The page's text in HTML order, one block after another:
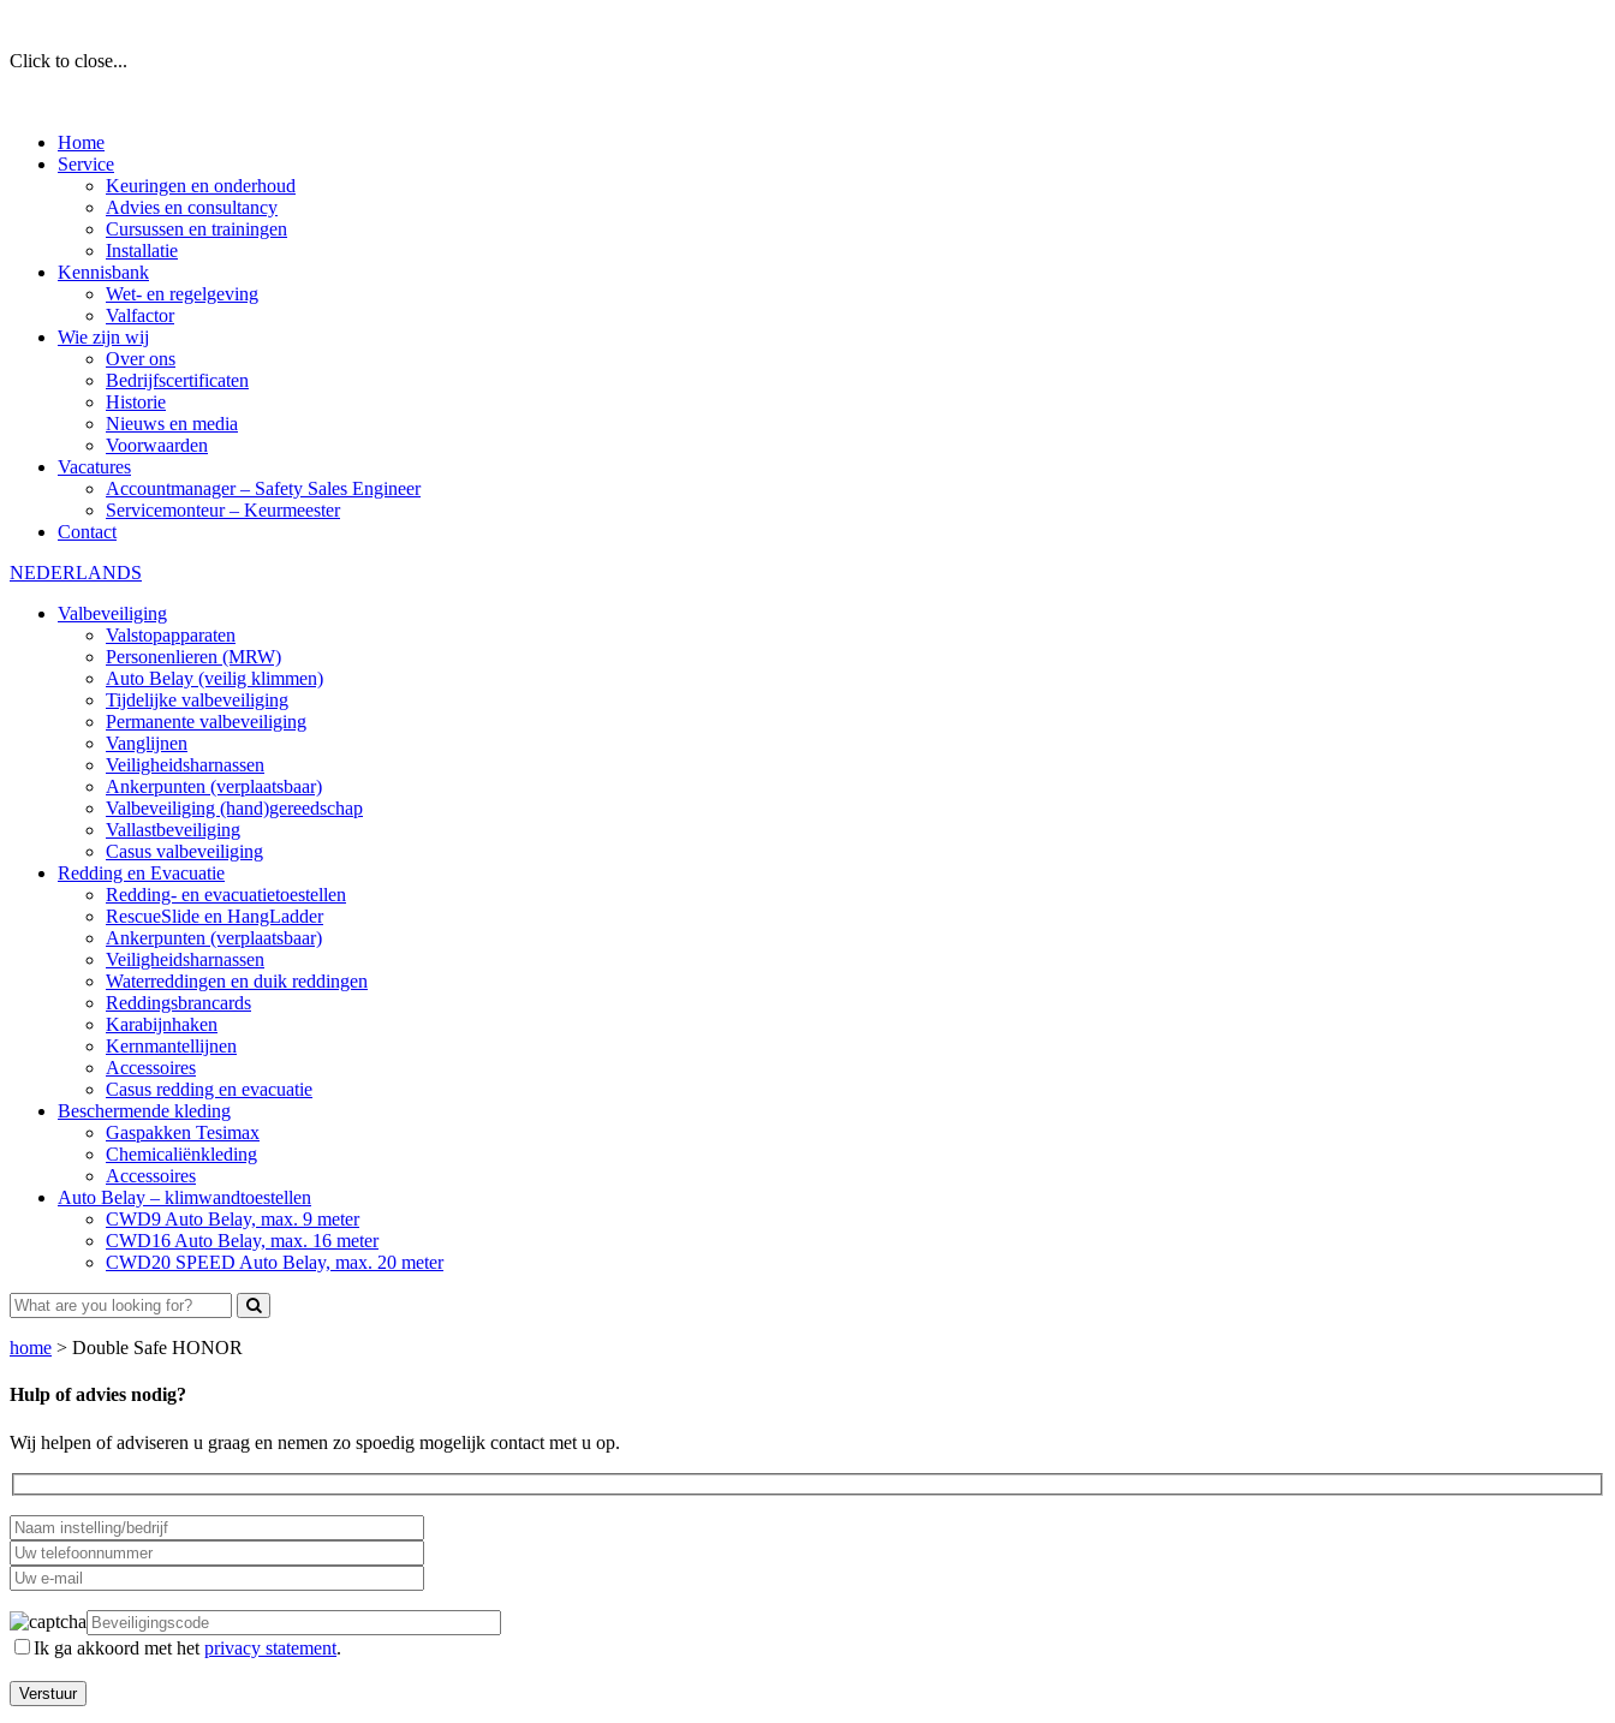
Click to close...
Home
Service
Keuringen en onderhoud
Advies en consultancy
Cursussen en trainingen
Installatie
Kennisbank
Wet- en regelgeving
Valfactor
Wie zijn wij
Over ons
Bedrijfscertificaten
Historie
Nieuws en media
Voorwaarden
Vacatures
Accountmanager – Safety Sales Engineer
Servicemonteur – Keurmeester
Contact
NEDERLANDS
Valbeveiliging
Valstopapparaten
Personenlieren (MRW)
Auto Belay (veilig klimmen)
Tijdelijke valbeveiliging
Permanente valbeveiliging
Vanglijnen
Veiligheidsharnassen
Ankerpunten (verplaatsbaar)
Valbeveiliging (hand)gereedschap
Vallastbeveiliging
Casus valbeveiliging
Redding en Evacuatie
Redding- en evacuatietoestellen
RescueSlide en HangLadder
Ankerpunten (verplaatsbaar)
Veiligheidsharnassen
Waterreddingen en duik reddingen
Reddingsbrancards
Karabijnhaken
Kernmantellijnen
Accessoires
Casus redding en evacuatie
Beschermende kleding
Gaspakken Tesimax
Chemicaliënkleding
Accessoires
Auto Belay – klimwandtoestellen
CWD9 Auto Belay, max. 9 meter
CWD16 Auto Belay, max. 16 meter
CWD20 SPEED Auto Belay, max. 20 meter
home > Double Safe HONOR
Hulp of advies nodig?
Wij helpen of adviseren u graag en nemen zo spoedig mogelijk contact met u op.
Ik ga akkoord met het privacy statement.